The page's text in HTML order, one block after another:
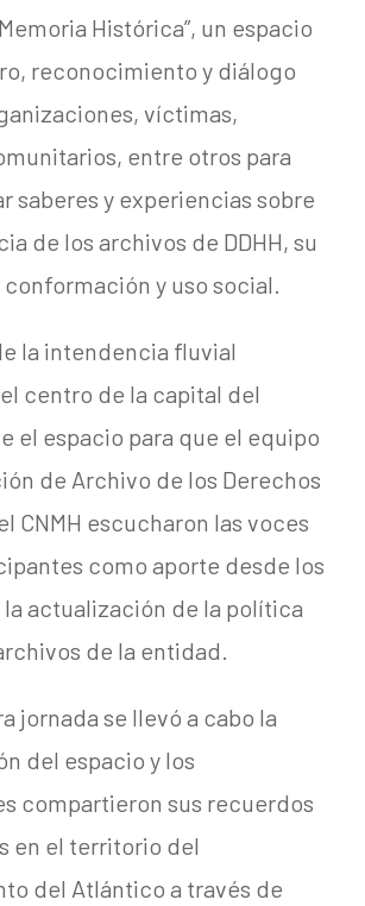
Histórica”, un espacio
reconocimiento y diálogo
víctimas,
entre otros para
saberes y experiencias sobre
de los archivos de DDHH, su
y uso social.
la intendencia fluvial
centro de la capital del
el espacio para que el equipo
de Archivo de los Derechos
CNMH escucharon las voces
como aporte desde los
actualización de la política
de la entidad.
jornada se llevó a cabo la
del espacio y los
compartieron sus recuerdos
en el territorio del
del Atlántico a través de